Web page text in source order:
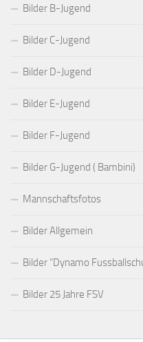
Bilder B-Jugend
Bilder C-Jugend
Bilder D-Jugend
Bilder E-Jugend
Bilder F-Jugend
Bilder G-Jugend ( Bambini)
Mannschaftsfotos
Bilder Allgemein
Bilder “Dynamo
Bilder 25 Jahre FSV